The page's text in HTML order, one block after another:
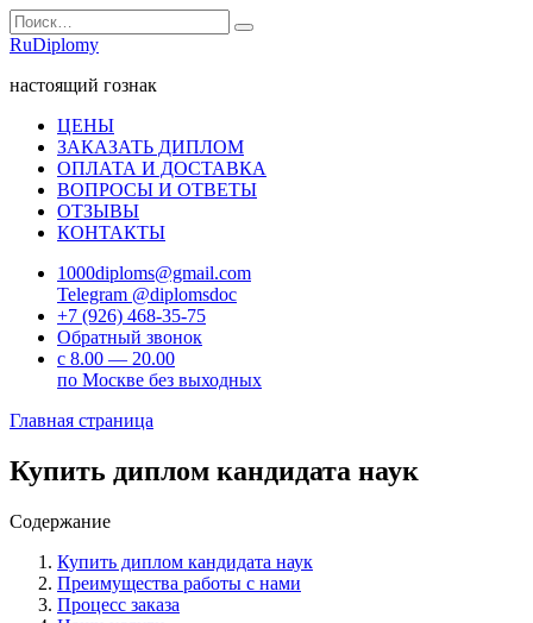
Перейти
к
содержанию
Search
for:
RuDiplomy
настоящий гознак
ЦЕНЫ
ЗАКАЗАТЬ ДИПЛОМ
ОПЛАТА И ДОСТАВКА
ВОПРОСЫ И ОТВЕТЫ
ОТЗЫВЫ
КОНТАКТЫ
1000diploms@gmail.com
Telegram @diplomsdoc
+7 (926) 468-35-75
Обратный звонок
с 8.00 — 20.00
по Москве без выходных
Главная страница
Купить диплом кандидата наук
Содержание
Купить диплом кандидата наук
Преимущества работы с нами
Процесс заказа